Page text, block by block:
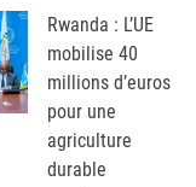
Rwanda : L’UE
mobilise 40
millions d’euros
pour une
agriculture
durable